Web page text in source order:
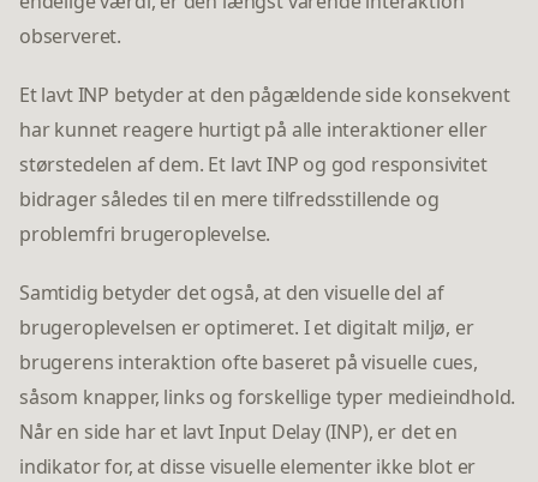
observeret.
Et lavt INP betyder at den pågældende side konsekvent
har kunnet reagere hurtigt på alle interaktioner eller
størstedelen af dem. Et lavt INP og god responsivitet
bidrager således til en mere tilfredsstillende og
problemfri brugeroplevelse.
Samtidig betyder det også, at den visuelle del af
brugeroplevelsen er optimeret. I et digitalt miljø, er
brugerens interaktion ofte baseret på visuelle cues,
såsom knapper, links og forskellige typer medieindhold.
Når en side har et lavt Input Delay (INP), er det en
indikator for, at disse visuelle elementer ikke blot er